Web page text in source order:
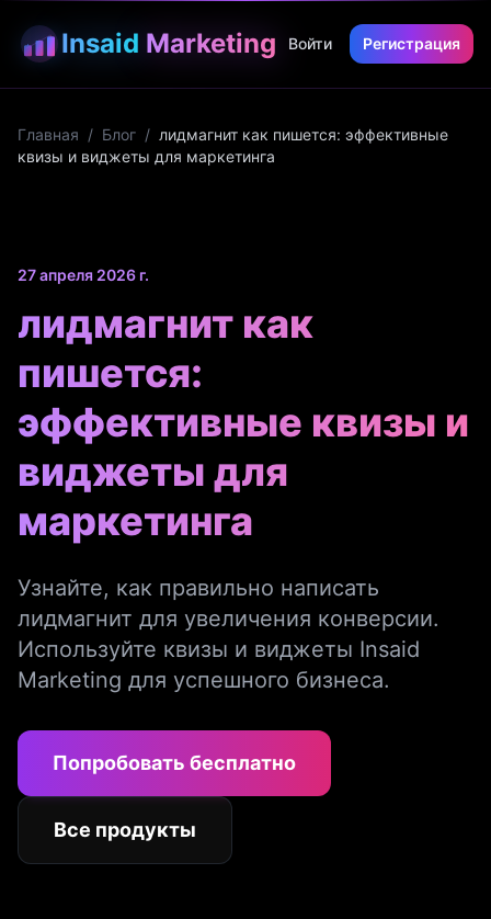
Insaid Marketing Войти Регистрация
Главная / Блог / лидмагнит как пишется: эффективные
квизы и виджеты для маркетинга
27 апреля 2026 г.
лидмагнит как
пишется:
эффективные квизы и
виджеты для
маркетинга
Узнайте, как правильно написать
лидмагнит для увеличения конверсии.
Используйте квизы и виджеты Insaid
Marketing для успешного бизнеса.
Попробовать бесплатно
Все продукты